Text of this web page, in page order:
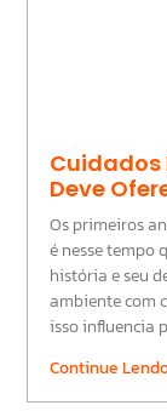
Cuidados
Deve
Os primeiros
é nesse tempo
história e seu
ambiente com
isso influencia
Continue